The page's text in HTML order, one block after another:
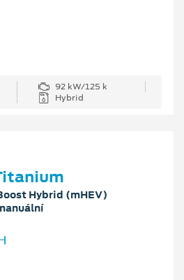
92 kW/125 k
Hybrid
Hybrid (mHEV)